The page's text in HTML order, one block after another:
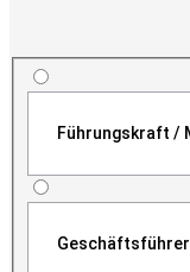
Führungskraft /